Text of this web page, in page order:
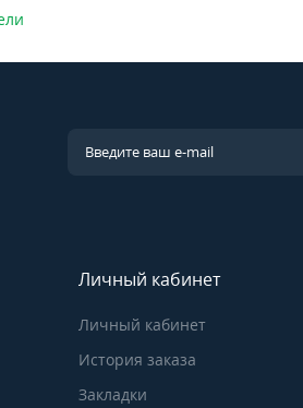
Личный кабинет
Личный кабинет
История заказа
Закладки